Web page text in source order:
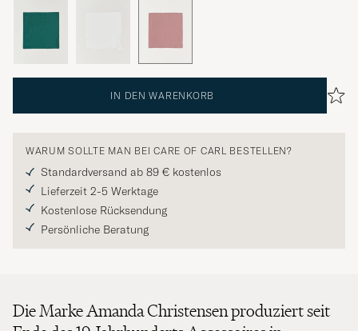
IN DEN WARENKORB
WARUM SOLLTE MAN BEI CARE OF CARL BESTELLEN?
Standardversand ab 89 € kostenlos
Lieferzeit 2-5 Werktage
Kostenlose Rücksendung
Persönliche Beratung
Die Marke Amanda Christensen produziert seit